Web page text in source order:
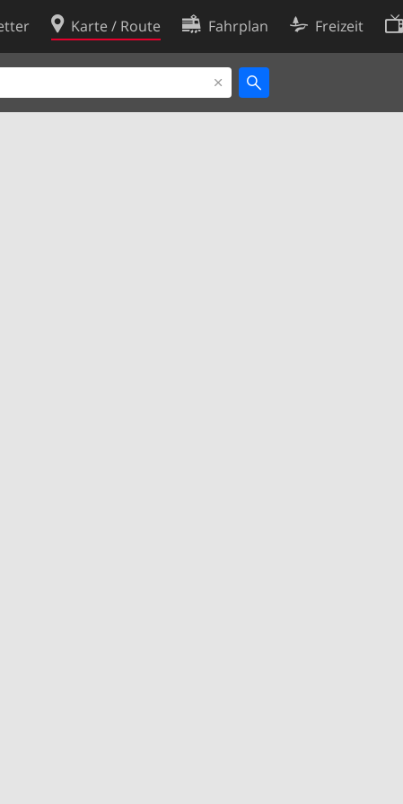
Karte / Route Fahrplan Freizeit
Cookie-Richtlinie
Cookie-Einstellungen